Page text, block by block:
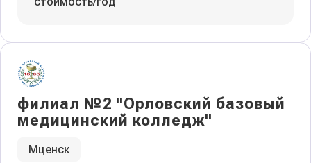
филиал №2 "Орловский базовый
медицинский колледж"
Мценск